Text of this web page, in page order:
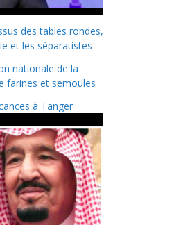
des tables rondes,
et les séparatistes
nationale de la
farines et semoules
à Tanger